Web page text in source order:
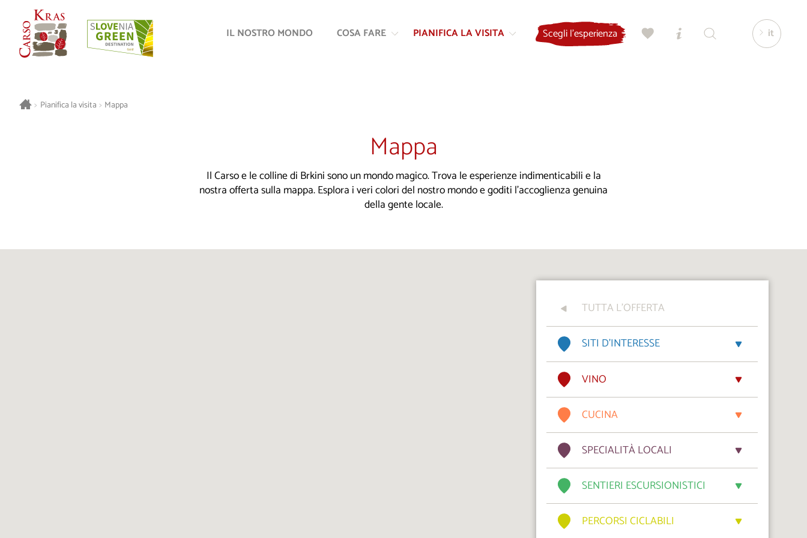
alla
IL NOSTRO MONDO COSA FARE PIANIFICA LA VISITA Scegli l'esperienza it
> Pianifica la visita > Mappa
Mappa
Il Carso e le colline di Brkini sono un mondo magico. Trova le esperienze indimenticabili e la
nostra offerta sulla mappa. Esplora i veri colori del nostro mondo e goditi l'accoglienza genuina
della gente locale.
TUTTA L'OFFERTA
SITI D’INTERESSE
VINO
CUCINA
SPECIALITÀ LOCALI
SENTIERI ESCURSIONISTICI
PERCORSI CICLABILI